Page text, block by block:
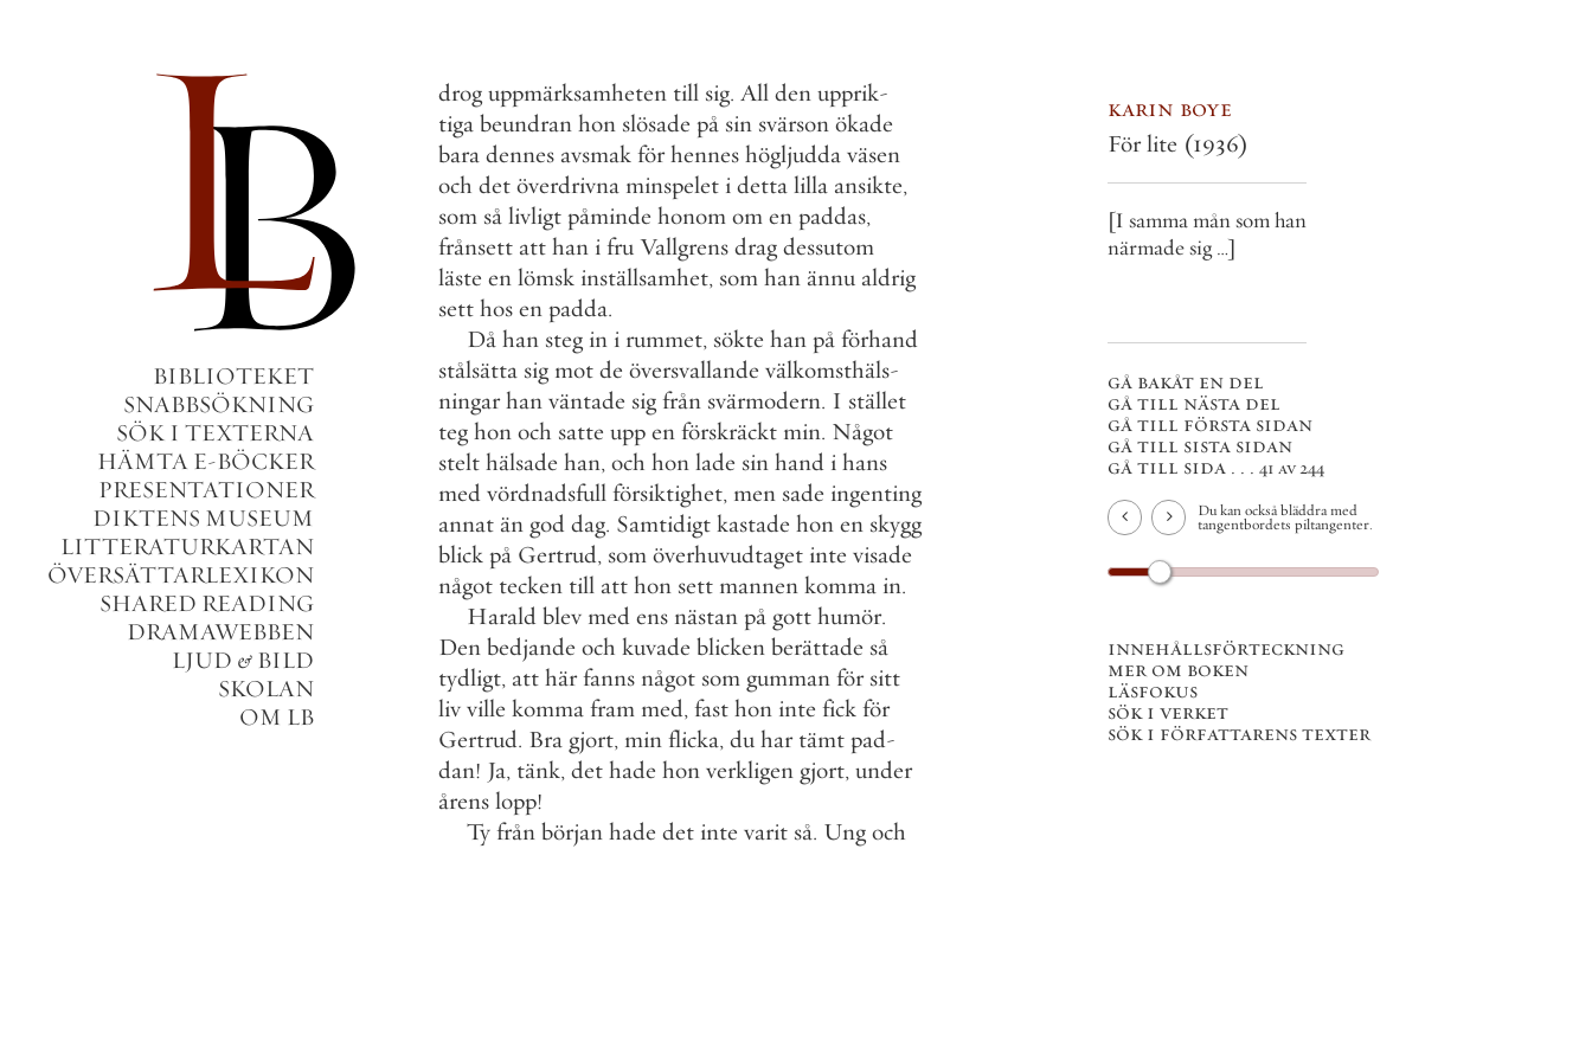
BIBLIOTEKET
SNABBSÖKNING
SÖK I TEXTERNA
HÄMTA E-BÖCKER
PRESENTATIONER
DIKTENS MUSEUM
LITTERATURKARTAN
ÖVERSÄTTARLEXIKON
SHARED READING
DRAMAWEBBEN
LJUD & BILD
SKOLAN
OM LB
drog uppmärksamheten till sig. All den upprik-
tiga beundran hon slösade på sin svärson ökade
bara dennes avsmak för hennes högljudda väsen
och det överdrivna minspelet i detta lilla ansikte,
som så livligt påminde honom om en paddas,
frånsett att han i fru Vallgrens drag dessutom
läste en lömsk inställsamhet, som han ännu aldrig
sett hos en padda.
Då han steg in i rummet, sökte han på förhand
stålsätta sig mot de översvallande välkomsthäls-
ningar han väntade sig från svärmodern. I stället
teg hon och satte upp en förskräckt min. Något
stelt hälsade han, och hon lade sin hand i hans
med vördnadsfull försiktighet, men sade ingenting
annat än god dag. Samtidigt kastade hon en skygg
blick på Gertrud, som överhuvudtaget inte visade
något tecken till att hon sett mannen komma in.
Harald blev med ens nästan på gott humör.
Den bedjande och kuvade blicken berättade så
tydligt, att här fanns något som gumman för sitt
liv ville komma fram med, fast hon inte fick för
Gertrud. Bra gjort, min flicka, du har tämt pad-
dan! Ja, tänk, det hade hon verkligen gjort, under
årens lopp!
Ty från början hade det inte varit så. Ung och
karin boye
För lite (1936)
[I samma mån som han
närmade sig …]
gå bakåt en del
gå till nästa del
gå till första sidan
gå till sista sidan
gå till sida . . . 41 av 244
Du kan också bläddra med
tangentbordets piltangenter.
innehållsförteckning
mer om boken
läsfokus
sök i verket
sök i författarens texter